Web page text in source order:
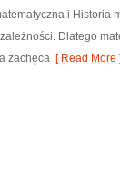
i Historia
Dlatego
zachęca [ Read More